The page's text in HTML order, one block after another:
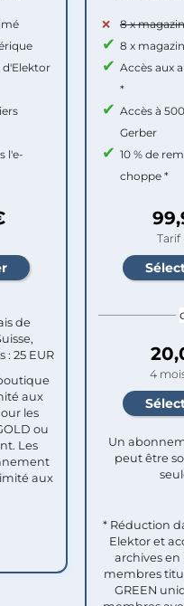
d'Elektor
l'e-
de
: 25 EUR
aux
les
ou
Les
aux
8 x
8 x
Accès aux
*
Accès à
Gerber
10 % de
choppe *
Tarif
4
Un
peut être
* Réduction
Elektor et
archives en
membres
GREEN